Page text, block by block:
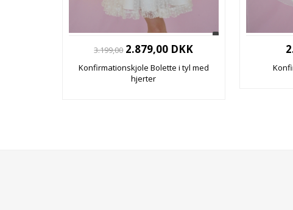
3.199,002.879,00 DKK
Konfirmationskjole Bolette i tyl med
hjerter